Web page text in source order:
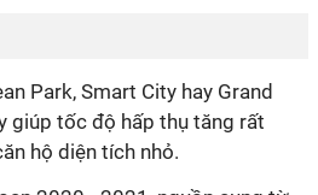
Park, Smart City hay Grand
giúp tốc độ hấp thụ tăng rất
hộ diện tích nhỏ.